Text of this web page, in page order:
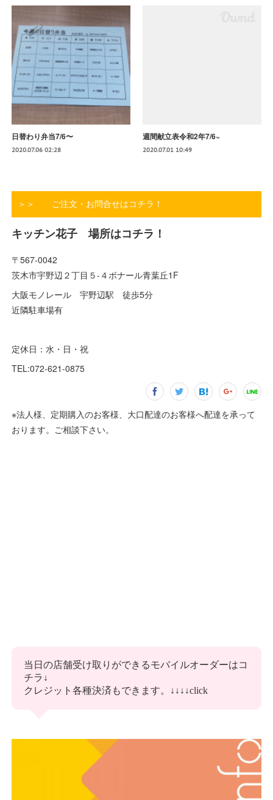
日替わり弁当7/6〜
2020.07.06 02:28
週間献立表令和2年7/6~
2020.07.01 10:49
＞＞ ご注文・お問合せはコチラ！
キッチン花子 場所はコチラ！
〒567-0042
茨木市宇野辺２丁目５-４ボナール青葉丘1F
大阪モノレール 宇野辺駅 徒歩5分
近隣駐車場有
定休日：水・日・祝
TEL:072-621-0875
※法人様、定期購入のお客様、大口配達のお客様へ配達を承って
おります。ご相談下さい。